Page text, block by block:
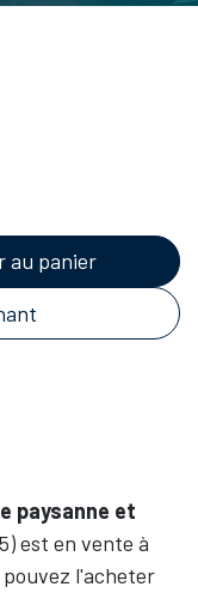
au panier
paysanne et
est en vente à
l'acheter